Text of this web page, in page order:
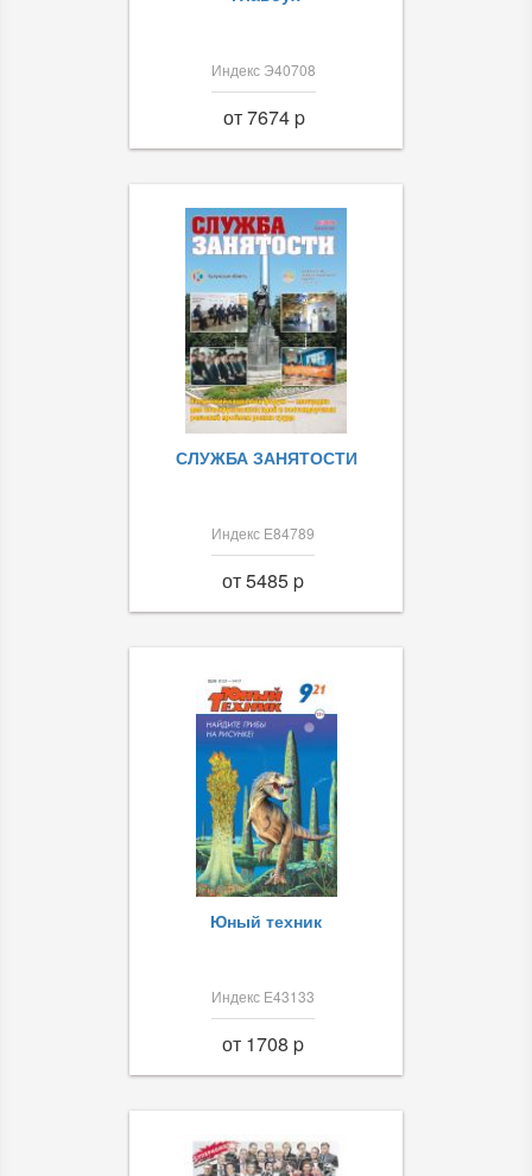
Индекс Э40708
от 7674 p
СЛУЖБА ЗАНЯТОСТИ
Индекс Е84789
от 5485 p
Юный техник
Индекс Е43133
от 1708 p